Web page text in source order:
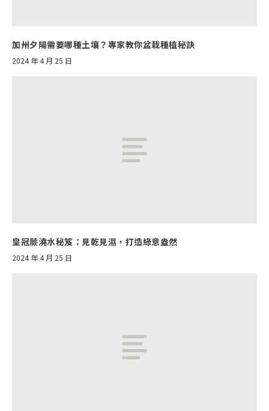
加州夕陽需要哪種土壤？專家教你盆栽種植秘訣
2024 年 4 月 25 日
皇冠蕨澆水秘笈：見乾見濕，打造綠意盎然
2024 年 4 月 25 日